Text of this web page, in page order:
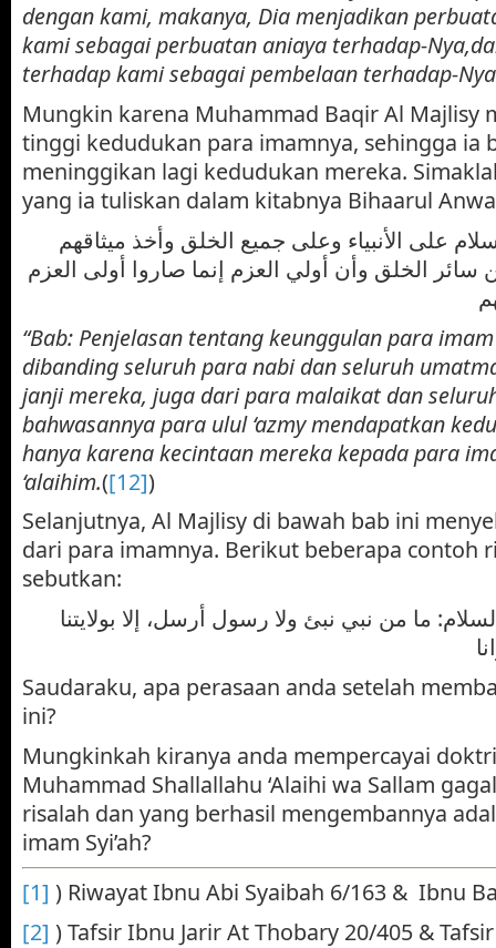
dengan kami, makanya, Dia menjadikan
kami sebagai perbuatan aniaya terhadap-
terhadap kami sebagai pembelaan terhadap-
Mungkin karena Muhammad Baqir Al Majlisy
tinggi kedudukan para imamnya, sehingga ia
meninggikan lagi kedudukan mereka.
yang ia tuliskan dalam kitabnya Bihaarul
على الأنبياء وعلى جميع الخلق وأخذ ميثاقهم
سائر الخلق وأن أولي العزم إنما صاروا أولى العزم
“Bab: Penjelasan tentang keunggulan para
dibanding seluruh para nabi dan seluruh
janji mereka, juga dari para malaikat dan
bahwasannya para ulul ‘azmy mendapatkan
hanya karena kecintaan mereka kepada para
‘alaihim.([12])
Selanjutnya, Al Majlisy di bawah bab ini
dari para imamnya. Berikut beberapa contoh
sebutkan:
ما من نبي نبئ ولا رسول أرسل، إلا بولايتنا
Saudaraku, apa perasaan anda setelah
ini?
Mungkinkah kiranya anda mempercayai
Muhammad Shallallahu ‘Alaihi wa Sallam
risalah dan yang berhasil mengembannya
imam Syi’ah?
[1] ) Riwayat Ibnu Abi Syaibah 6/163 & Ibnu
[2] ) Tafsir Ibnu Jarir At Thobary 20/405 &